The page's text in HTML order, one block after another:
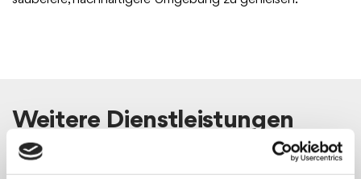
Weitere Dienstleistungen